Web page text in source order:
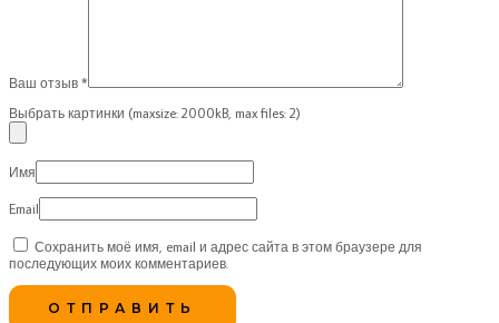
Ваш отзыв *
Выбрать картинки (maxsize: 2000kB, max files: 2)
Имя
Email
Сохранить моё имя, email и адрес сайта в этом браузере для
последующих моих комментариев.